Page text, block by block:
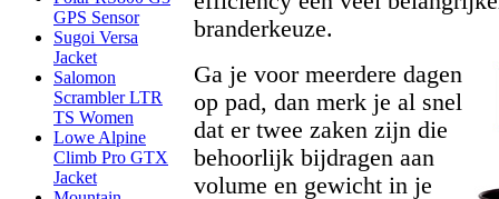
GPS Sensor
Sugoi Versa
Jacket
Salomon
Scrambler LTR
TS Women
Lowe Alpine
Climb Pro GTX
Jacket
branderkeuze.
Ga je voor meerdere dagen
op pad, dan merk je al snel
dat er twee zaken zijn die
behoorlijk bijdragen aan
volume en gewicht in je